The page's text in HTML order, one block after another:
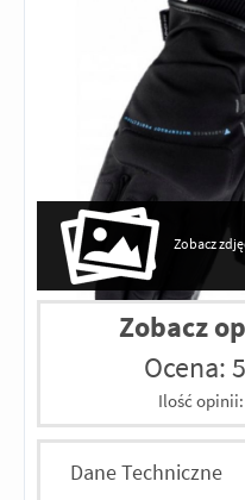
Zobacz
Zobacz
Ocena:
Ilość opinii:
Dane Techniczne